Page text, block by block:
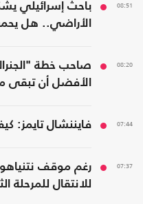
08:51
باحث إسرائيلي
الأراضي.. هل
08:20
صاحب خطة
الأفضل أن تبقى
07:44 فايننشال تايمز:
07:37
رغم موقف
للانتقال للمرحلة